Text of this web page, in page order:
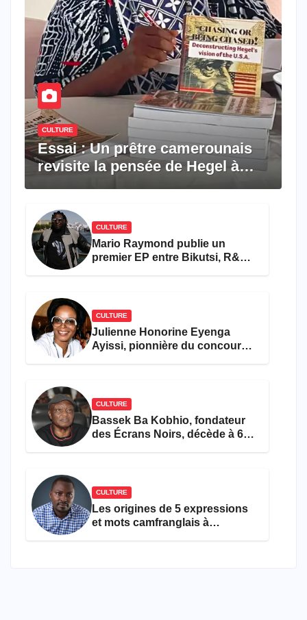
CULTURE
Essai : Un prêtre camerounais
revisite la pensée de Hegel à
CULTURE
Mario Raymond publie un
premier EP entre Bikutsi, R&B
CULTURE
Julienne Honorine Eyenga
Ayissi, pionnière du concours
CULTURE
Bassek Ba Kobhio, fondateur
des Écrans Noirs, décède à 69
CULTURE
Les origines de 5 expressions
et mots camfranglais à